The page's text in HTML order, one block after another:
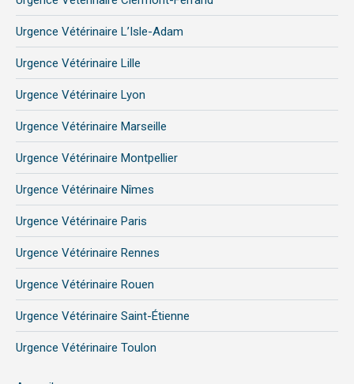
Urgence Vétérinaire L’Isle-Adam
Urgence Vétérinaire Lille
Urgence Vétérinaire Lyon
Urgence Vétérinaire Marseille
Urgence Vétérinaire Montpellier
Urgence Vétérinaire Nîmes
Urgence Vétérinaire Paris
Urgence Vétérinaire Rennes
Urgence Vétérinaire Rouen
Urgence Vétérinaire Saint-Étienne
Urgence Vétérinaire Toulon